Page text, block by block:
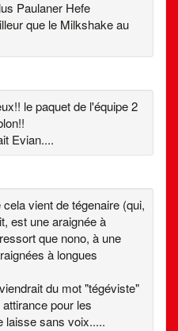
Paulaner Hefe
que le Milkshake au
le paquet de l'équipe 2
Evian....
vient de tégenaire (qui,
est une araignée à
que nono, à une
à longues
du mot "tégéviste"
pour les
laisse sans voix.....